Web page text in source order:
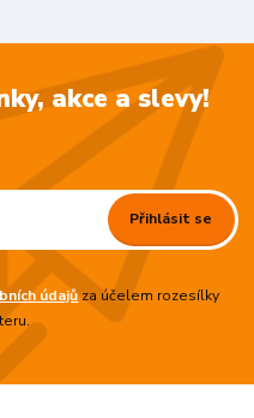
akce a slevy!
Přihlásit se
údajůza účelem rozesílky